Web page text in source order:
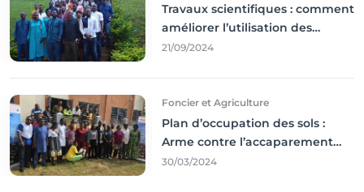
Travaux scientifiques : comment
améliorer l’utilisation des
résultats coince
21/09/2024
Foncier et Agriculture
Plan d’occupation des sols :
Arme contre l’accaparement
des terres
30/03/2024